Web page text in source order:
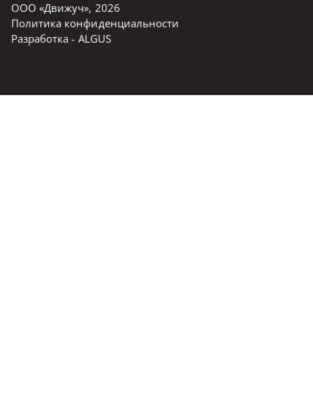
ООО «Движуч», 2026
Политика конфиденциальности
Разработка - ALGUS